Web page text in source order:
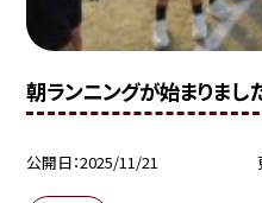
朝ランニングが始まりまし
公開日 2025/11/21